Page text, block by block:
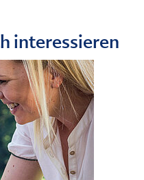
interessieren